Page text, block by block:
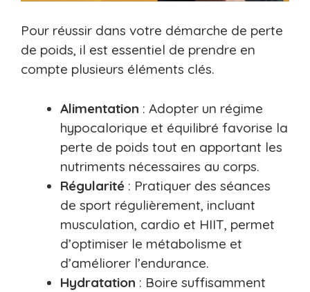
Pour réussir dans votre démarche de perte
de poids, il est essentiel de prendre en
compte plusieurs éléments clés.
Alimentation : Adopter un régime
hypocalorique et équilibré favorise la
perte de poids tout en apportant les
nutriments nécessaires au corps.
Régularité : Pratiquer des séances
de sport régulièrement, incluant
musculation, cardio et HIIT, permet
d’optimiser le métabolisme et
d’améliorer l’endurance.
Hydratation : Boire suffisamment